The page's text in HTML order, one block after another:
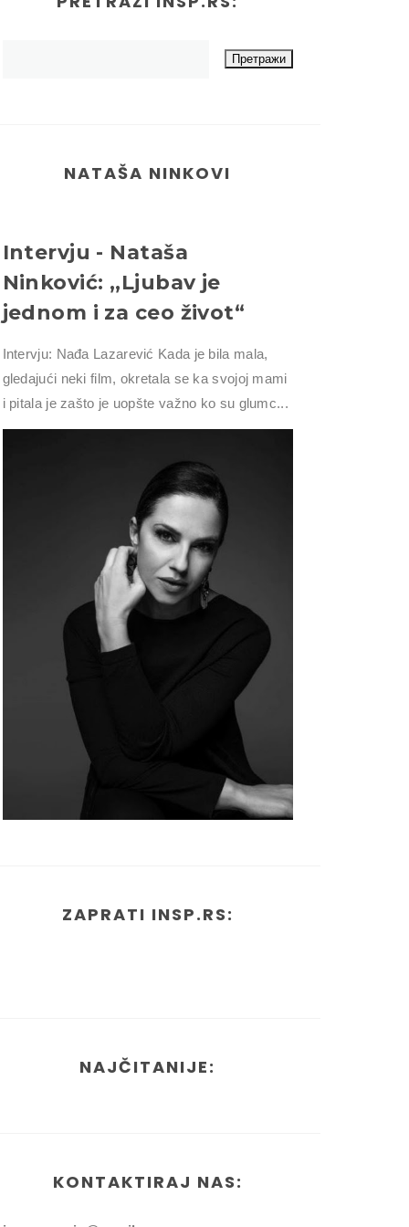
NATAŠA NINKOVI
Intervju - Nataša
Ninković: ,,Ljubav je
jednom i za ceo život“
Intervju: Nađa Lazarević Kada je bila mala,
gledajući neki film, okretala se ka svojoj mami
i pitala je zašto je uopšte važno ko su glumc...
ZAPRATI INSP.RS:
NAJČITANIJE:
KONTAKTIRAJ NAS: